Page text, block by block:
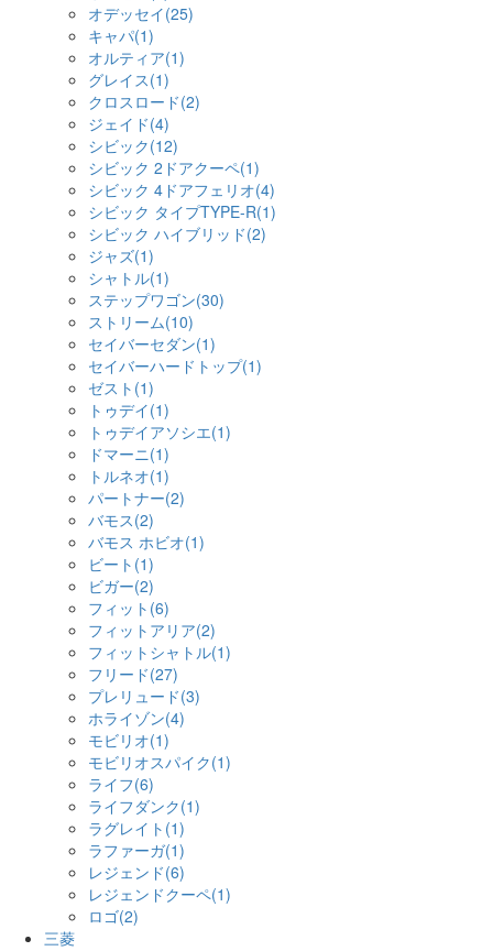
オデッセイ(25)
キャパ(1)
オルティア(1)
グレイス(1)
クロスロード(2)
ジェイド(4)
シビック(12)
シビック 2ドアクーペ(1)
シビック 4ドアフェリオ(4)
シビック タイプTYPE-R(1)
シビック ハイブリッド(2)
ジャズ(1)
シャトル(1)
ステップワゴン(30)
ストリーム(10)
セイバーセダン(1)
セイバーハードトップ(1)
ゼスト(1)
トゥデイ(1)
トゥデイアソシエ(1)
ドマーニ(1)
トルネオ(1)
パートナー(2)
バモス(2)
バモス ホビオ(1)
ビート(1)
ビガー(2)
フィット(6)
フィットアリア(2)
フィットシャトル(1)
フリード(27)
プレリュード(3)
ホライゾン(4)
モビリオ(1)
モビリオスパイク(1)
ライフ(6)
ライフダンク(1)
ラグレイト(1)
ラファーガ(1)
レジェンド(6)
レジェンドクーペ(1)
ロゴ(2)
三菱